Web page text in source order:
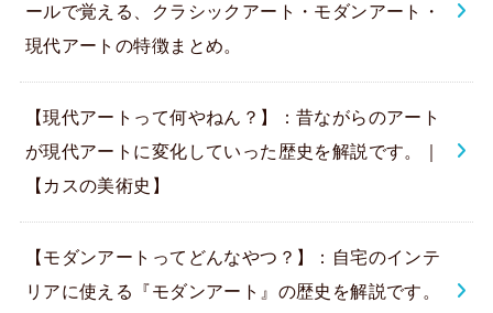
ールで覚える、クラシックアート・モダンアート・
現代アートの特徴まとめ。
【現代アートって何やねん？】：昔ながらのアート
が現代アートに変化していった歴史を解説です。｜
【カスの美術史】
【モダンアートってどんなやつ？】：自宅のインテ
リアに使える『モダンアート』の歴史を解説です。